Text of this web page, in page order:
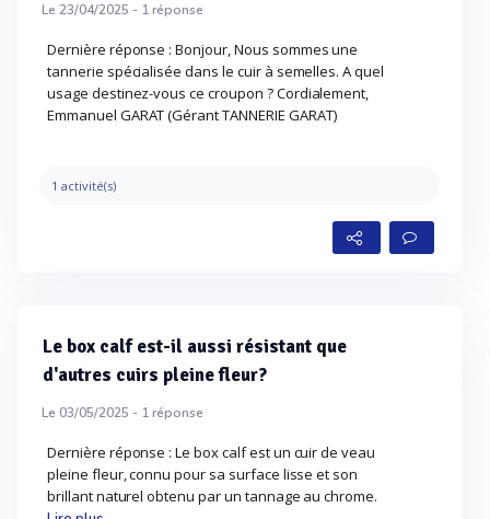
Le 23/04/2025 - 1réponse
Dernière réponse : Bonjour, Nous sommes une
tannerie spécialisée dans le cuir à semelles. A quel
usage destinez-vous ce croupon ? Cordialement,
Emmanuel GARAT (Gérant TANNERIE GARAT)
1 activité(s)
Le box calf est-il aussi résistant que
d'autres cuirs pleine fleur?
Le 03/05/2025 - 1réponse
Dernière réponse : Le box calf est un cuir de veau
pleine fleur, connu pour sa surface lisse et son
brillant naturel obtenu par un tannage au chrome.